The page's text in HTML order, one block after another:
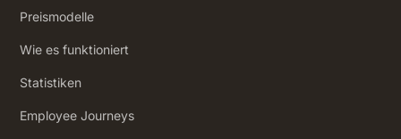
Preismodelle
Wie es funktioniert
Statistiken
Employee Journeys